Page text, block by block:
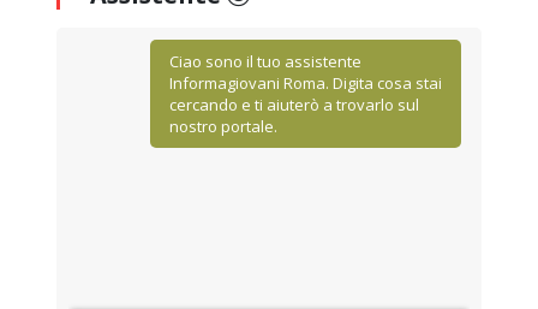
Ciao sono il tuo assistente
Informagiovani Roma. Digita cosa stai
cercando e ti aiuterò a trovarlo sul
nostro portale.